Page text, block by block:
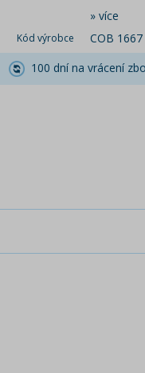
» více
Kód výrobce
COB 1667
100 dní na vrácení